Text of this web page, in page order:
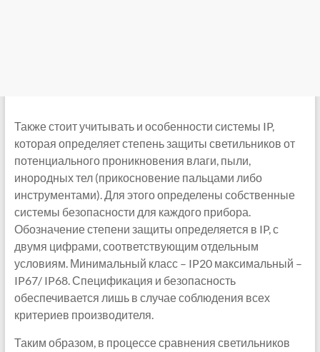
Также стоит учитывать и особенности системы IP,
которая определяет степень защиты светильников от
потенциального проникновения влаги, пыли,
инородных тел (прикосновение пальцами либо
инструментами). Для этого определены собственные
системы безопасности для каждого прибора.
Обозначение степени защиты определяется в IP, с
двумя цифрами, соответствующим отдельным
условиям. Минимальный класс – IP20 максимальный –
IP67/ IP68. Спецификация и безопасность
обеспечивается лишь в случае соблюдения всех
критериев производителя.
Таким образом, в процессе сравнения светильников